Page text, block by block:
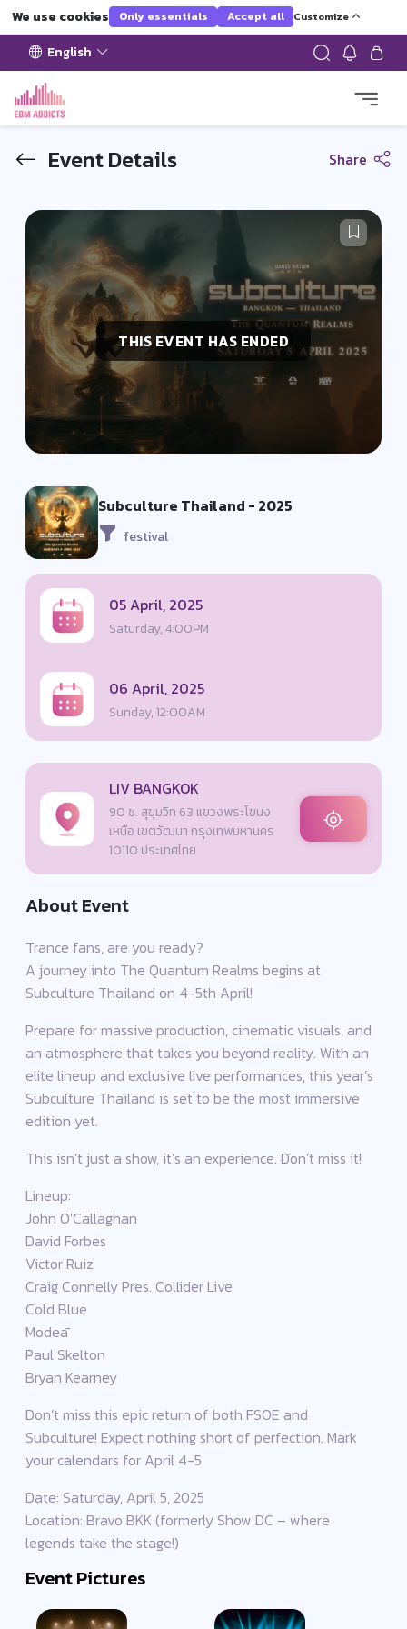
We use cookies Only essentials Accept all Customize
English
Event Details Share
THIS EVENT HAS ENDED
Subculture Thailand - 2025
festival
05 April, 2025
Saturday, 4:00PM
06 April, 2025
Sunday, 12:00AM
LIV BANGKOK
90 ซ. สุขุมวิท 63 แขวงพระโขนง
เหนือ เขตวัฒนา กรุงเทพมหานคร
10110 ประเทศไทย
About Event
Trance fans, are you ready?
A journey into The Quantum Realms begins at
Subculture Thailand on 4-5th April!
Prepare for massive production, cinematic visuals, and
an atmosphere that takes you beyond reality. With an
elite lineup and exclusive live performances, this year’s
Subculture Thailand is set to be the most immersive
edition yet.
This isn’t just a show, it’s an experience. Don’t miss it!
Lineup:
John O'Callaghan
David Forbes
Victor Ruiz
Craig Connelly Pres. Collider Live
Cold Blue
Modeā
Paul Skelton
Bryan Kearney
Don’t miss this epic return of both FSOE and
Subculture! Expect nothing short of perfection. Mark
your calendars for April 4-5
Date: Saturday, April 5, 2025
Location: Bravo BKK (formerly Show DC – where
legends take the stage!)
Event Pictures